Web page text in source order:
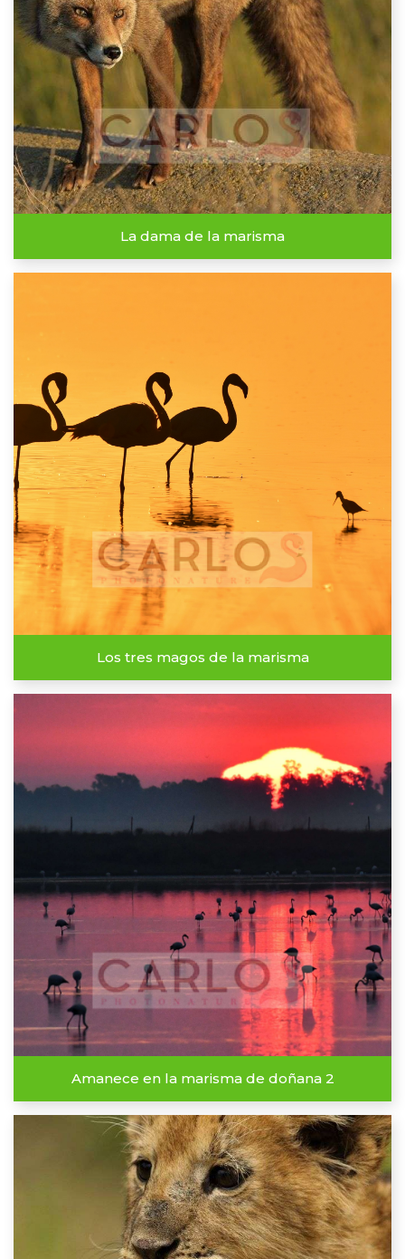
La dama de la marisma
Los tres magos de la marisma
Amanece en la marisma de doñana 2